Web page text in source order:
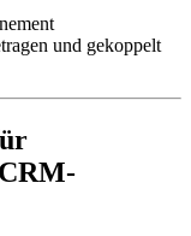
und gekoppelt